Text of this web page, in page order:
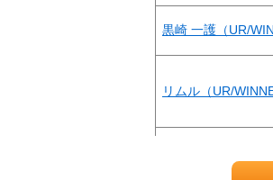
黒崎 一護（UR/
リムル（UR/